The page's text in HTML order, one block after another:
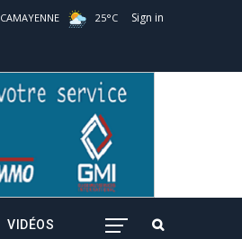
CAMAYENNE 25°C Sign in
VIDÉOS